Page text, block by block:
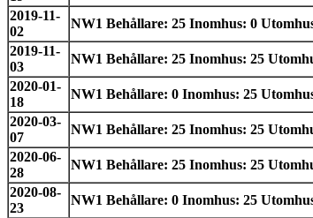
2019-11-
02
NW1 Behållare: 25 Inomhus: 0
2019-11-
03
NW1 Behållare: 25 Inomhus: 25
2020-01-
18
NW1 Behållare: 0 Inomhus: 25
2020-03-
07
NW1 Behållare: 25 Inomhus: 25
2020-06-
28
NW1 Behållare: 25 Inomhus: 25
2020-08-
23
NW1 Behållare: 0 Inomhus: 25